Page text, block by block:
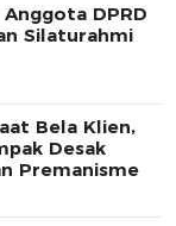
DPRD
Silaturahmi
Bela Klien,
Desak
Premanisme